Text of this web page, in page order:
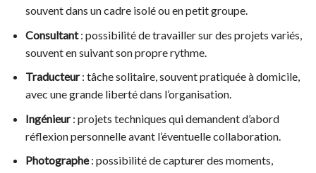
souvent dans un cadre isolé ou en petit groupe.
Consultant: possibilité de travailler sur des projets variés,
souvent en suivant son propre rythme.
Traducteur: tâche solitaire, souvent pratiquée à domicile,
avec une grande liberté dans l’organisation.
Ingénieur: projets techniques qui demandent d’abord
réflexion personnelle avant l’éventuelle collaboration.
Photographe: possibilité de capturer des moments,